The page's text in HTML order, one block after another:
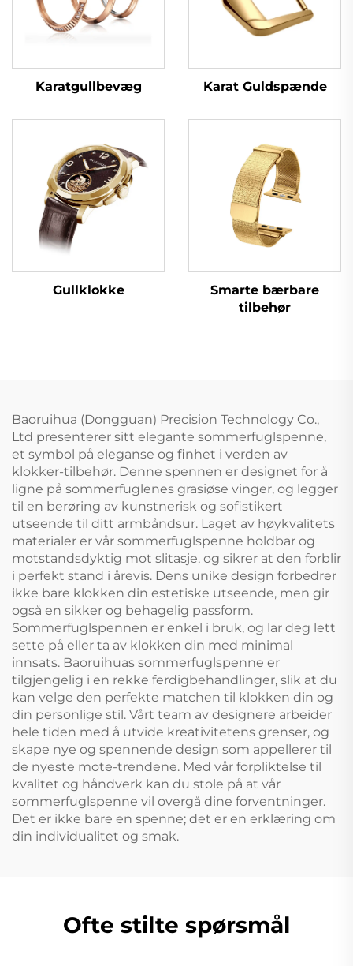
Karatgullbevæg Karat Guldspænde
Gullklokke
Smarte bærbare
tilbehør
Baoruihua (Dongguan) Precision Technology Co.,
Ltd presenterer sitt elegante sommerfuglspenne,
et symbol på eleganse og finhet i verden av
klokker-tilbehør. Denne spennen er designet for å
ligne på sommerfuglenes grasiøse vinger, og legger
til en berøring av kunstnerisk og sofistikert
utseende til ditt armbåndsur. Laget av høykvalitets
materialer er vår sommerfuglspenne holdbar og
motstandsdyktig mot slitasje, og sikrer at den forblir
i perfekt stand i årevis. Dens unike design forbedrer
ikke bare klokken din estetiske utseende, men gir
også en sikker og behagelig passform.
Sommerfuglspennen er enkel i bruk, og lar deg lett
sette på eller ta av klokken din med minimal
innsats. Baoruihuas sommerfuglspenne er
tilgjengelig i en rekke ferdigbehandlinger, slik at du
kan velge den perfekte matchen til klokken din og
din personlige stil. Vårt team av designere arbeider
hele tiden med å utvide kreativitetens grenser, og
skape nye og spennende design som appellerer til
de nyeste mote-trendene. Med vår forpliktelse til
kvalitet og håndverk kan du stole på at vår
sommerfuglspenne vil overgå dine forventninger.
Det er ikke bare en spenne; det er en erklæring om
din individualitet og smak.
Ofte stilte spørsmål